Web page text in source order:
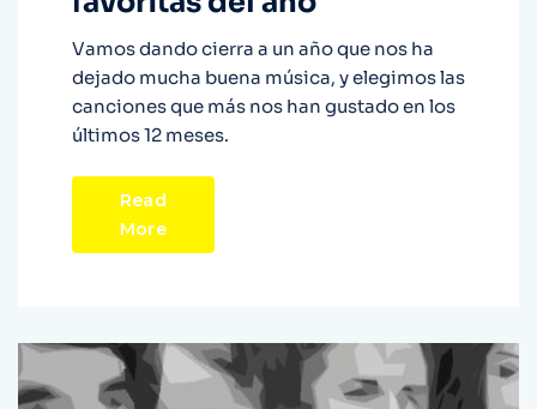
Vamos dando cierra a un año que nos ha
dejado mucha buena música, y elegimos las
canciones que más nos han gustado en los
últimos 12 meses.
Read
More